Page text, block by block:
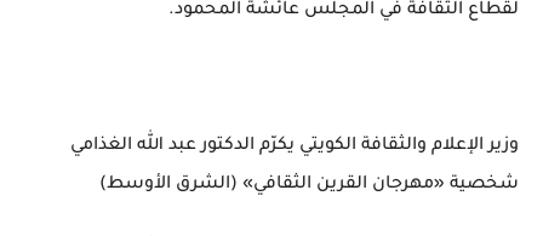
لقطاع الثقافة في المجلس عائشة المحمود.
وزير الإعلام والثقافة الكويتي يكرّم الدكتور عبد الله الغذامي
شخصية «مهرجان القرين الثقافي» (الشرق الأوسط)